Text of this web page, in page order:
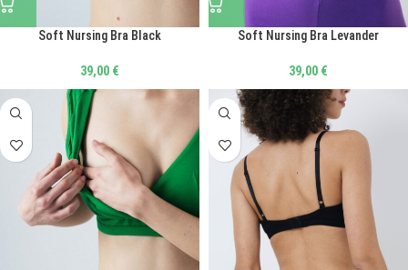
Soft Nursing Bra Black
39,00 €
Soft Nursing Bra Levander
39,00 €